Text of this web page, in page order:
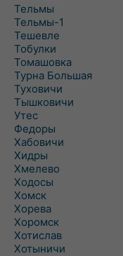
Тельмы
Тельмы-1
Тешевле
Тобулки
Томашовка
Турна Большая
Туховичи
Тышковичи
Утес
Федоры
Хабовичи
Хидры
Хмелево
Ходосы
Хомск
Хорева
Хоромск
Хотислав
Хотыничи